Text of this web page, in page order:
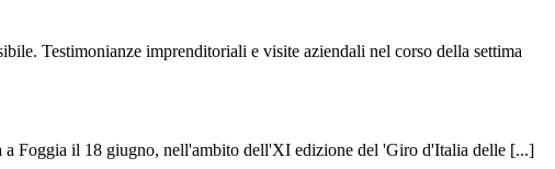
Testimonianze imprenditoriali e visite aziendali nel corso della settima
a Foggia il 18 giugno, nell'ambito dell'XI edizione del 'Giro d'Italia delle [...]